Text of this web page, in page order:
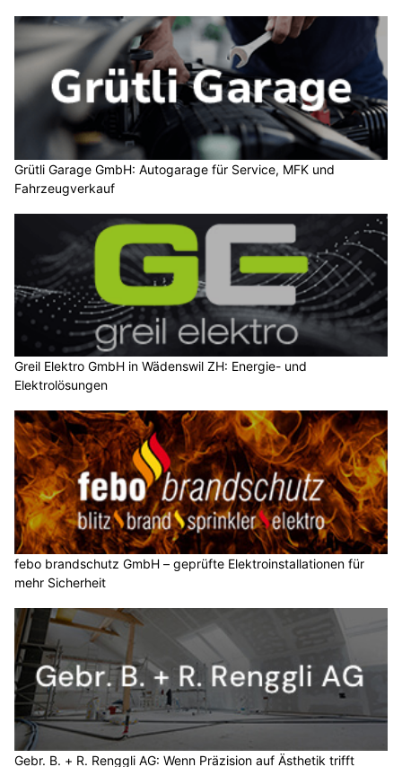
Grütli Garage GmbH: Autogarage für Service, MFK und
Fahrzeugverkauf
Greil Elektro GmbH in Wädenswil ZH: Energie- und
Elektrolösungen
febo brandschutz GmbH – geprüfte Elektroinstallationen für
mehr Sicherheit
Gebr. B. + R. Renggli AG: Wenn Präzision auf Ästhetik trifft